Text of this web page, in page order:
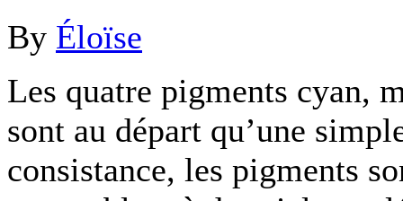
By Éloïse
Les quatre pigments cyan,
sont au départ qu’une
consistance, les pigments